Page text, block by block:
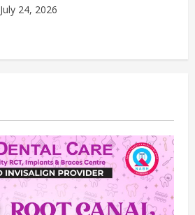
July 24, 2026